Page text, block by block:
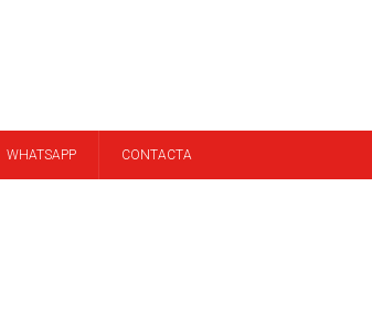
WHATSAPP CONTACTA